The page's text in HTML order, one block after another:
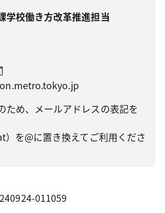
学校働き方改革推進担当
め、メールアドレスの表記を
）を@に置き換えてご利用くださ
011059